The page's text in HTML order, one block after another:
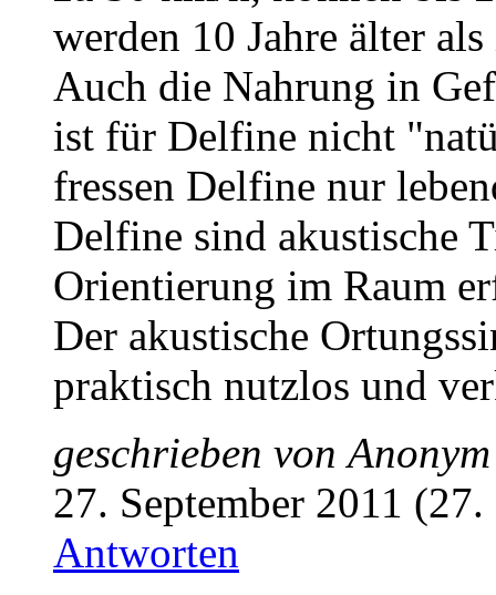
werden 10 Jahre älter
Auch die Nahrung in
ist für Delfine nicht
fressen Delfine nur
Delfine sind akustische
Orientierung im Raum
Der akustische
praktisch nutzlos und
geschrieben von Anonym
27. September 2011
Antworten